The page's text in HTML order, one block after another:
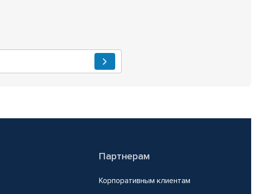
Партнерам
Корпоративным клиентам